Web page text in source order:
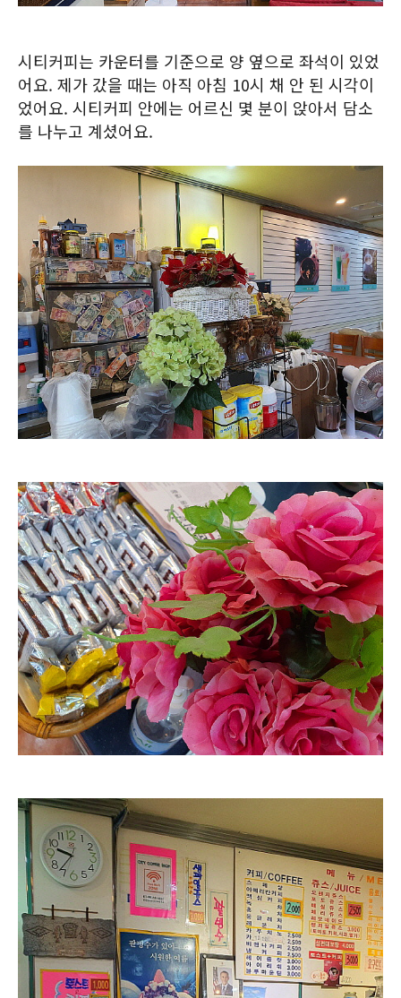
시티커피는 카운터를 기준으로 양 옆으로 좌석이 있었
어요. 제가 갔을 때는 아직 아침 10시 채 안 된 시각이
었어요. 시티커피 안에는 어르신 몇 분이 앉아서 담소
를 나누고 계셨어요.